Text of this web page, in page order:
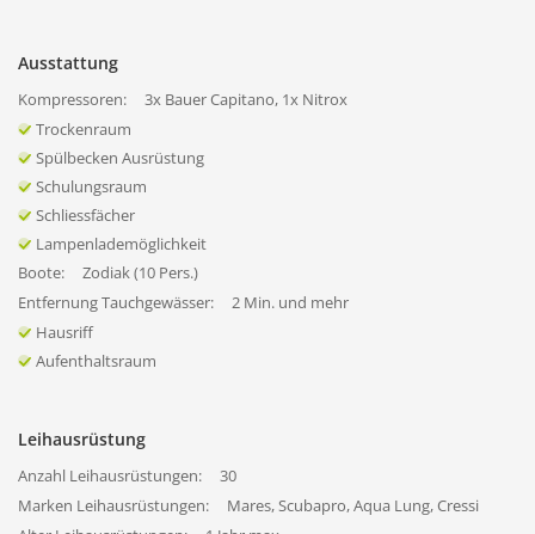
Ausstattung
Kompressoren:
3x Bauer Capitano, 1x Nitrox
Trockenraum
Spülbecken Ausrüstung
Schulungsraum
Schliessfächer
Lampenlademöglichkeit
Boote:
Zodiak (10 Pers.)
Entfernung Tauchgewässer:
2 Min. und mehr
Hausriff
Aufenthaltsraum
Leihausrüstung
Anzahl Leihausrüstungen:
30
Marken Leihausrüstungen:
Mares, Scubapro, Aqua Lung, Cressi